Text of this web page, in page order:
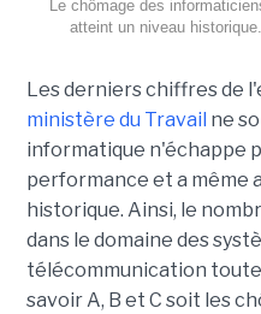
Le chômage des
atteint un niveau
Les derniers chiffres de
ministère du Travail ne
informatique n'échappe
performance et a même
historique. Ainsi, le
dans le domaine des
télécommunication
savoir A, B et C soit les